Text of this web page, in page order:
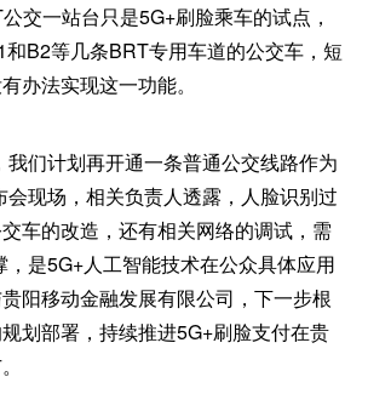
交一站台只是5G+刷脸乘车的试点，
B2等几条BRT专用车道的公交车，短
办法实现这一功能。
我们计划再开通一条普通公交线路作为
会现场，相关负责人透露，人脸识别过
车的改造，还有相关网络的调试，需
是5G+人工智能技术在公众具体应用
阳移动金融发展有限公司，下一步根
划部署，持续推进5G+刷脸支付在贵